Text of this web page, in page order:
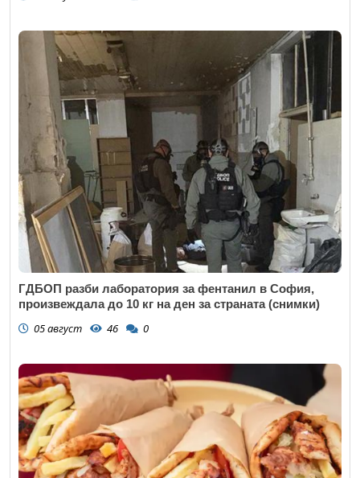
ГДБОП разби лаборатория за фентанил в София,
произвеждала до 10 кг на ден за страната (снимки)
05 август 46 0